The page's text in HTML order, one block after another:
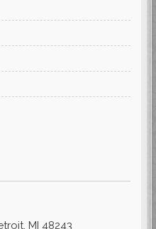
MI 48243